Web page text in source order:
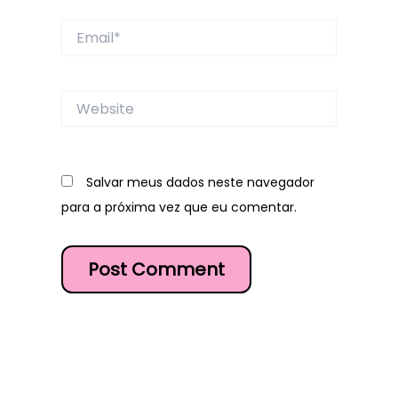
Website
Salvar meus dados neste navegador
para a próxima vez que eu comentar.